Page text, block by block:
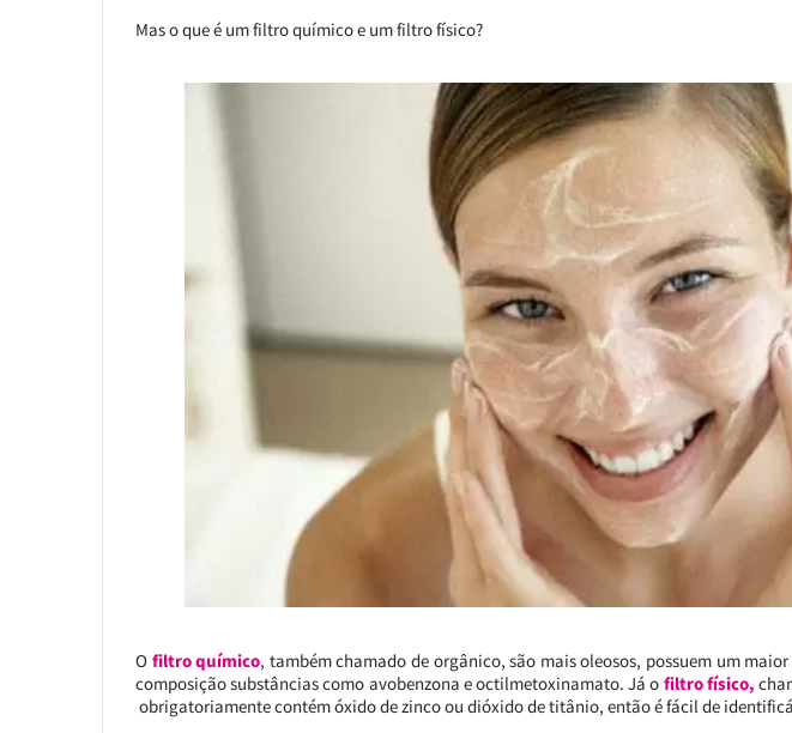
Mas o que é um filtro químico e um filtro físico?
O filtro químico, também chamado de orgânico, são mais oleosos, possuem um
composição substâncias como avobenzona e octilmetoxinamato. Já o filtro físico,
obrigatoriamente contém óxido de zinco ou dióxido de titânio, então é fácil de